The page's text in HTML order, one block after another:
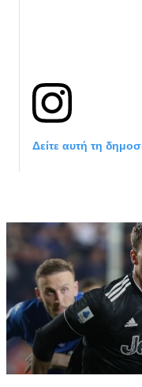
Δείτε αυτή τη